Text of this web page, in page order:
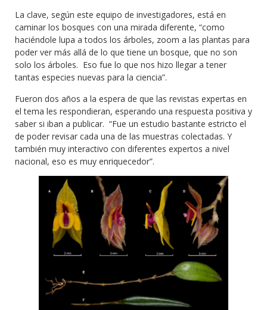
La clave, según este equipo de investigadores, está en
caminar los bosques con una mirada diferente, “como
haciéndole lupa a todos los árboles, zoom a las plantas para
poder ver más allá de lo que tiene un bosque, que no son
solo los árboles. Eso fue lo que nos hizo llegar a tener
tantas especies nuevas para la ciencia”.
Fueron dos años a la espera de que las revistas expertas en
el tema les respondieran, esperando una respuesta positiva y
saber si iban a publicar. “Fue un estudio bastante estricto el
de poder revisar cada una de las muestras colectadas. Y
también muy interactivo con diferentes expertos a nivel
nacional, eso es muy enriquecedor”.